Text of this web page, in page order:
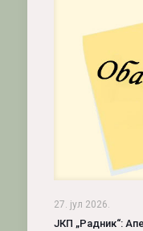
27. јул 2026.
ЈКП „Радник“: